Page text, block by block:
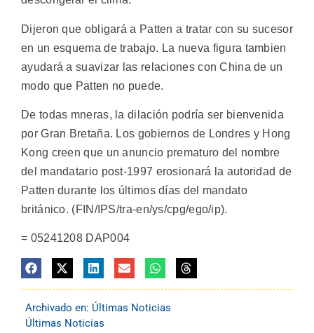
Dijeron que obligará a Patten a tratar con su sucesor
en un esquema de trabajo. La nueva figura tambien
ayudará a suavizar las relaciones con China de un
modo que Patten no puede.
De todas mneras, la dilación podría ser bienvenida
por Gran Bretaña. Los gobiernos de Londres y Hong
Kong creen que un anuncio prematuro del nombre
del mandatario post-1997 erosionará la autoridad de
Patten durante los últimos días del mandato
británico. (FIN/IPS/tra-en/ys/cpg/ego/ip).
= 05241208 DAP004
Archivado en: Últimas Noticias
Últimas Noticias